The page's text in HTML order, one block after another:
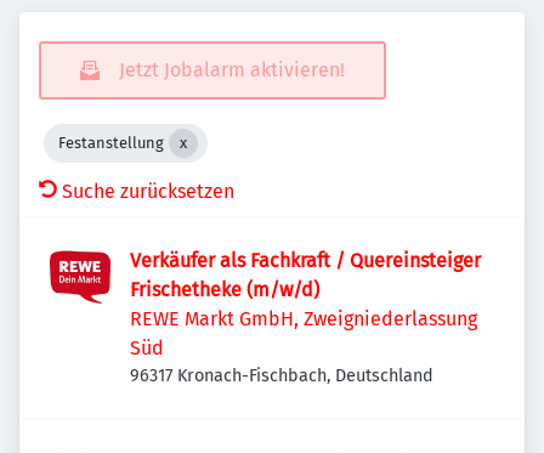
Jetzt Jobalarm aktivieren!
Festanstellung
Suche zurücksetzen
Verkäufer als Fachkraft / Quereinsteiger
Frischetheke (m/w/d)
REWE Markt GmbH, Zweigniederlassung
Süd
96317 Kronach-Fischbach, Deutschland